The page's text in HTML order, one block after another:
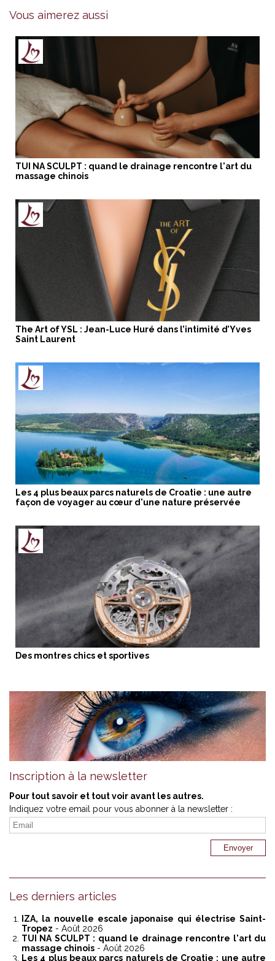
Vous aimerez aussi
TUI NA SCULPT : quand le drainage rencontre l'art du
massage chinois
The Art of YSL : Jean-Luce Huré dans l’intimité d’Yves
Saint Laurent
Les 4 plus beaux parcs naturels de Croatie : une autre
façon de voyager au cœur d'une nature préservée
Des montres chics et sportives
Inscription à la newsletter
Pour tout savoir et tout voir avant les autres.
Indiquez votre email pour vous abonner à la newsletter :
Les derniers articles
IZA, la nouvelle escale japonaise qui électrise Saint-
Tropez - Août 2026
TUI NA SCULPT : quand le drainage rencontre l'art du
massage chinois - Août 2026
Les 4 plus beaux parcs naturels de Croatie : une autre